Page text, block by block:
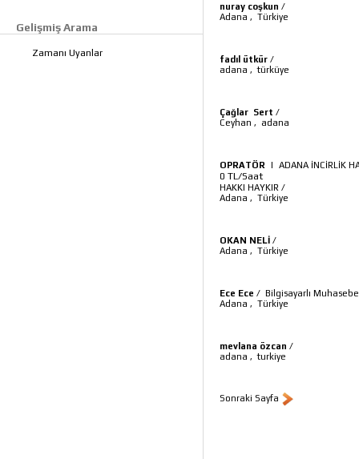
Gelişmiş Arama
Zamanı Uyanlar
nuray coşkun /
Adana , Türkiye
fadıl ütkür /
adana ,türküye
Çağlar Sert /
Ceyhan , adana
OPRATÖR | ADANA İNCİRLİK
0 TL/Saat
HAKKI HAYKIR /
Adana , Türkiye
OKAN NELİ /
Adana , Türkiye
Ece Ece / Bilgisayarlı
Adana , Türkiye
mevlana özcan /
adana ,turkiye
Sonraki Sayfa